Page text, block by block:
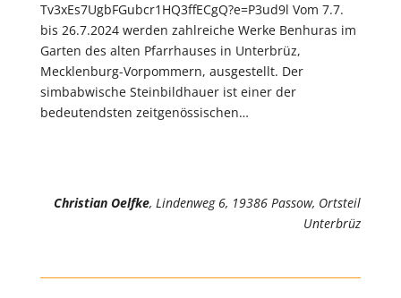
Tv3xEs7UgbFGubcr1HQ3ffECgQ?e=P3ud9l Vom 7.7.
bis 26.7.2024 werden zahlreiche Werke Benhuras im
Garten des alten Pfarrhauses in Unterbrüz,
Mecklenburg-Vorpommern, ausgestellt. Der
simbabwische Steinbildhauer ist einer der
bedeutendsten zeitgenössischen…
Christian Oelfke, Lindenweg 6, 19386 Passow, Ortsteil
Unterbrüz